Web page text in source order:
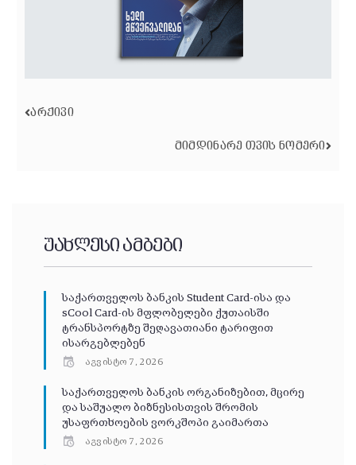
ᲐᲠᲥᲘᲕᲘ
ᲛᲘᲛᲓᲘᲜᲐᲠᲔ ᲗᲕᲘᲡ ᲜᲝᲛᲔᲠᲘ
უახლესი ამბები
საქართველოს ბანკის Student Card-ისა და
sCool Card-ის მფლობელები ქუთაისში
ტრანსპორტზე შეღავათიანი ტარიფით
ისარგებლებენ
აგვისტო 7, 2026
საქართველოს ბანკის ორგანიზებით, მცირე
და საშუალო ბიზნესისთვის შრომის
უსაფრთხოების ვორკშოპი გაიმართა
აგვისტო 7, 2026